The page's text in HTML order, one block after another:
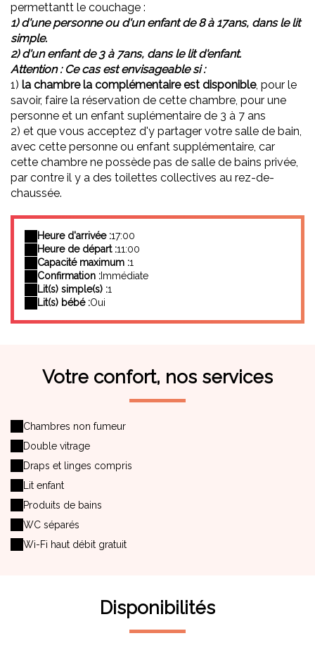
permettantt le couchage :
1) d'une personne ou d'un enfant de 8 à 17ans, dans le lit
simple.
2) d'un enfant de 3 à 7ans, dans le lit d'enfant.
Attention : Ce cas est envisageable si :
1) la chambre la complémentaire est disponible, pour le
savoir, faire la réservation de cette chambre, pour une
personne et un enfant suplémentaire de 3 à 7 ans
2) et que vous acceptez d'y partager votre salle de bain,
avec cette personne ou enfant supplémentaire, car
cette chambre ne possède pas de salle de bains privée,
par contre il y a des toilettes collectives au rez-de-
chaussée.
Heure d'arrivée :17:00
Heure de départ :11:00
Capacité maximum :1
Confirmation : Immédiate
Lit(s) simple(s) :1
Lit(s) bébé :Oui
Votre confort, nos services
Chambres non fumeur
Double vitrage
Draps et linges compris
Lit enfant
Produits de bains
WC séparés
Wi-Fi haut débit gratuit
Disponibilités